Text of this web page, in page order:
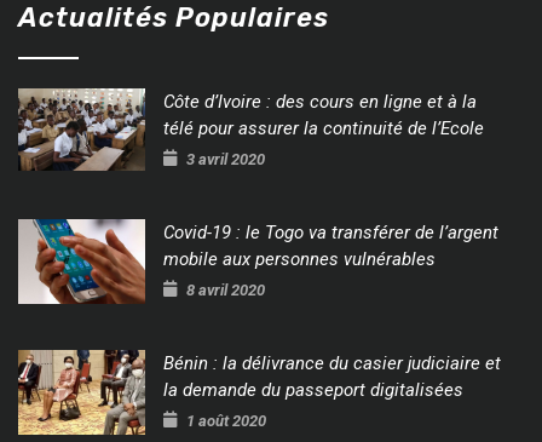
Actualités Populaires
Côte d’Ivoire : des cours en ligne et à la
télé pour assurer la continuité de l’Ecole
3 avril 2020
Covid-19 : le Togo va transférer de l’argent
mobile aux personnes vulnérables
8 avril 2020
Bénin : la délivrance du casier judiciaire et
la demande du passeport digitalisées
1 août 2020